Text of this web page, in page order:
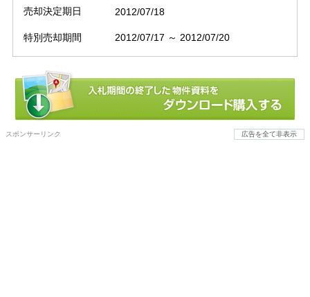
売却決定期日 2012/07/18
特別売却期間 2012/07/17 ～ 2012/07/20
スポンサーリンク 広告を全て非表示